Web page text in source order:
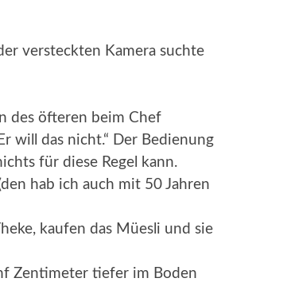
versteckten Kamera suchte
des öfteren beim Chef
will das nicht.“ Der Bedienung
für diese Regel kann.
hab ich auch mit 50 Jahren
kaufen das Müesli und sie
Zentimeter tiefer im Boden